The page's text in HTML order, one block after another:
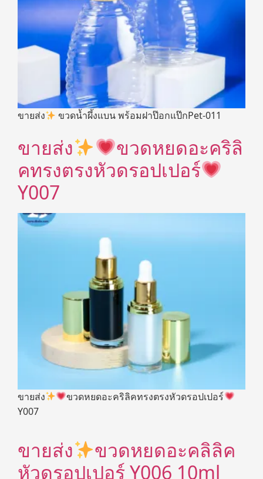
ขายส่ง ขวดน้ำผึ้งแบน พร้อมฝาป๊อกแป๊กPet-011
ขายส่ง
ขวดหยดอะคริลิ
คทรงตรงหัวดรอปเปอร์
Y007
ขายส่ง
ขวดหยดอะคริลิคทรงตรงหัวดรอปเปอร์
Y007
ขายส่ง
ขวดหยดอะคลิลิค
หัวดรอปเปอร์ Y006 10ml